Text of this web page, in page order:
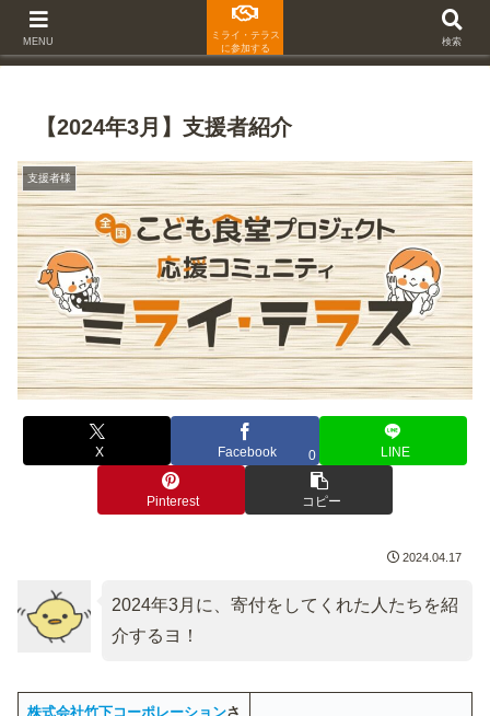
【2024年3月】支援者紹介
支援者様
X Facebook 0 LINE
Pinterest コピー
2024.04.17
2024年3月に、寄付をしてくれた人たちを紹
介するヨ！
株式会社竹下コーポレーションさ
MENU
ミライ・テラス
に参加する
検索